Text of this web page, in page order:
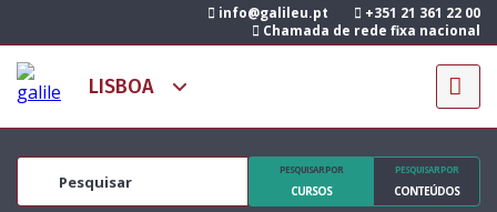
info@galileu.pt
+351 21 361 22 00
Chamada de rede fixa nacional
PESQUISAR POR
CURSOS
PESQUISAR POR
CONTEÚDOS